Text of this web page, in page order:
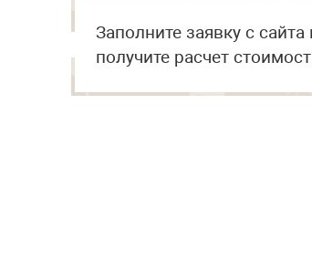
Заполните заявку с сайта
получите расчет